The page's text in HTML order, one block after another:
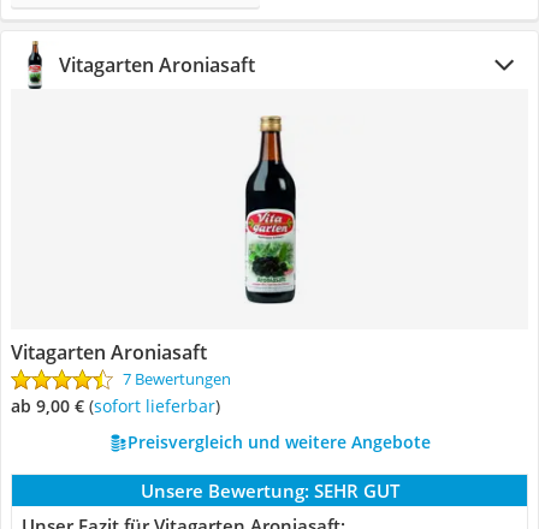
Vitagarten Aroniasaft
Vitagarten Aroniasaft
7 Bewertungen
ab 9,00 € ( Sofort lieferbar)
Preisvergleich und weitere Angebote
Unsere Bewertung: SEHR GUT